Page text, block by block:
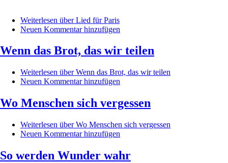
Weiterlesen über Lied für Paris
Neuen Kommentar hinzufügen
Wenn das Brot, das wir teilen
Weiterlesen über Wenn das Brot, das wir teilen
Neuen Kommentar hinzufügen
Wo Menschen sich vergessen
Weiterlesen über Wo Menschen sich vergessen
Neuen Kommentar hinzufügen
So werden Wunder wahr